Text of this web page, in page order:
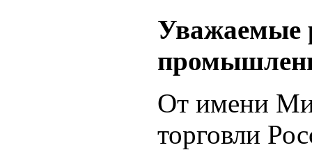
Уважаемые
От имени
торговли